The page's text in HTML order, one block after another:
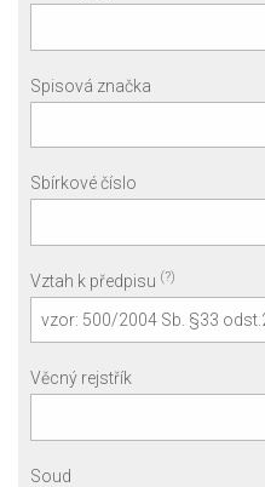
Spisová značka
Sbírkové číslo
Vztah k předpisu (?)
Věcný rejstřík
Soud